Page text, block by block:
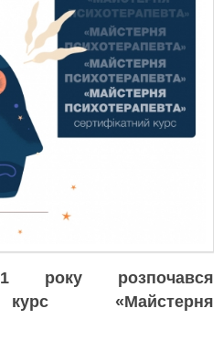
року розпочався
курс «Майстерня